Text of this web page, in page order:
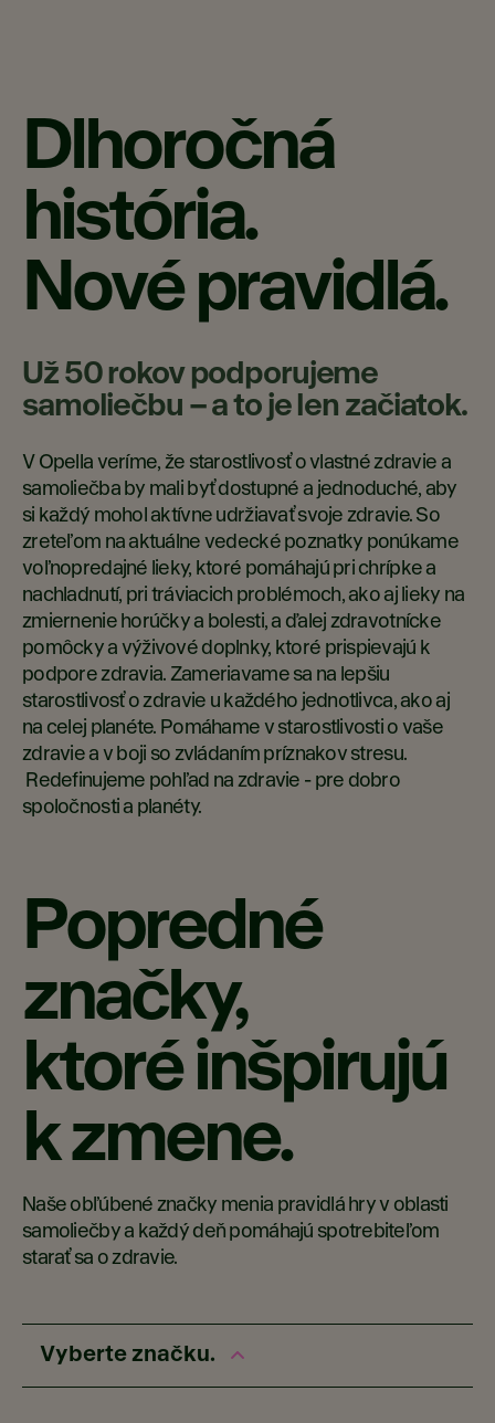
Dlhoročná
história.
Nové pravidlá.
Už 50 rokov podporujeme
samoliečbu – a to je len začiatok.
V Opella veríme, že starostlivosť o vlastné zdravie a
samoliečba by mali byť dostupné a jednoduché, aby
si každý mohol aktívne udržiavať svoje zdravie. So
zreteľom na aktuálne vedecké poznatky ponúkame
voľnopredajné lieky, ktoré pomáhajú pri chrípke a
nachladnutí, pri tráviacich problémoch, ako aj lieky na
zmiernenie horúčky a bolesti, a ďalej zdravotnícke
pomôcky a výživové doplnky, ktoré prispievajú k
podpore zdravia. Zameriavame sa na lepšiu
starostlivosť o zdravie u každého jednotlivca, ako aj
na celej planéte. Pomáhame v starostlivosti o vaše
zdravie a v boji so zvládaním príznakov stresu.​
Redefinujeme pohľad na zdravie - pre dobro
spoločnosti a planéty.
Popredné
značky,
ktoré inšpirujú
k zmene.
Naše obľúbené značky menia pravidlá hry v oblasti
samoliečby a každý deň pomáhajú spotrebiteľom
starať sa o zdravie.
Vyberte značku.